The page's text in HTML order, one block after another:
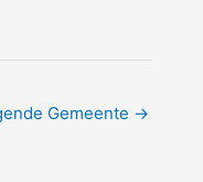
Gemeente →